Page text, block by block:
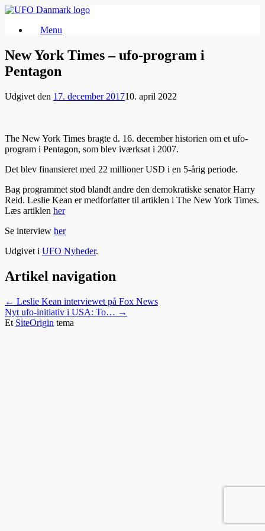
Gå
indhold
Menu
New York Times – ufo-program i
Pentagon
Udgivet den 17. december 201710. april 2022
The New York Times bragte d. 16. december historien om et ufo-
program i Pentagon, som blev iværksat i 2007.
Det blev finansieret med 22 millioner USD i en 5-årig periode.
Bag programmet stod blandt andre den demokratiske senator Harry
Reid. Leslie Kean er medforfatter til artiklen i The New York Times.
Læs artiklen her
Se interview her
Udgivet i UFO Nyheder.
Artikel navigation
← Leslie Kean interviewet på Fox News
Nyt ufo-initiativ i USA: To… →
Et SiteOrigin tema